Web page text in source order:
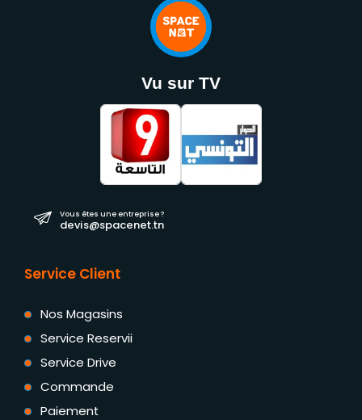
Vu sur TV
Vous êtes une entreprise ?
devis@spacenet.tn
Service Client
Nos Magasins
Service Reservii
Service Drive
Commande
Paiement